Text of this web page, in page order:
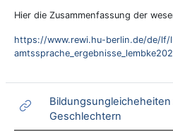
Hier die Zusammenfassung der
https://www.rewi.hu-berlin.de/de/
Geschlechtern